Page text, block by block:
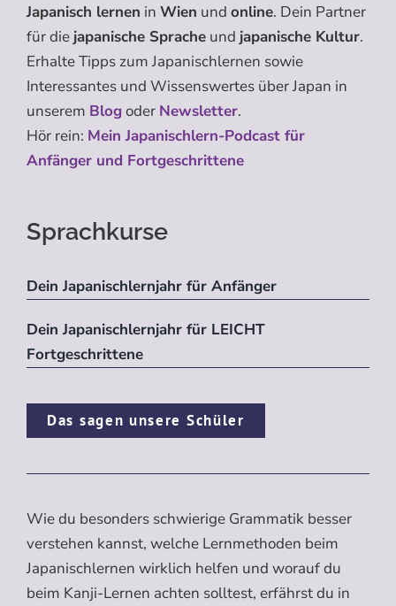
Japanisch lernen in Wien und online. Dein Partner
für die japanische Sprache und japanische Kultur.
Erhalte Tipps zum Japanischlernen sowie
Interessantes und Wissenswertes über Japan in
unserem Blogoder Newsletter.
Hör rein: Mein Japanischlern-Podcast für
Anfänger und Fortgeschrittene
Sprachkurse
Dein Japanischlernjahr für Anfänger
Dein Japanischlernjahr für LEICHT
Fortgeschrittene
Das sagen unsere Schüler
Wie du besonders schwierige Grammatik besser
verstehen kannst, welche Lernmethoden beim
Japanischlernen wirklich helfen und worauf du
beim Kanji-Lernen achten solltest, erfährst du in